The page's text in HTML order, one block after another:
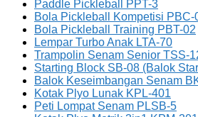
Paddle Pickleball PPT-3
Bola Pickleball Kompetisi PBC-
Bola Pickleball Training PBT-02
Lempar Turbo Anak LTA-70
Trampolin Senam Senior TSS-
Starting Block SB-08 (Balok
Balok Keseimbangan Senam
Kotak Plyo Lunak KPL-401
Peti Lompat Senam PLSB-5